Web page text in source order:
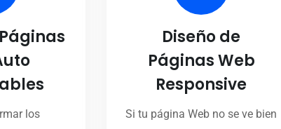
los
Diseño de
Páginas Web
Responsive
Si tu página Web no se ve bien